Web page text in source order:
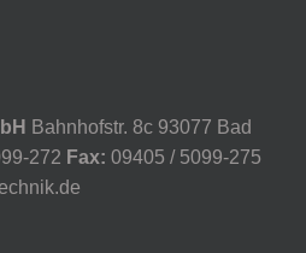
Bahnhofstr. 8c 93077 Bad
272 Fax: 09405 / 5099-275